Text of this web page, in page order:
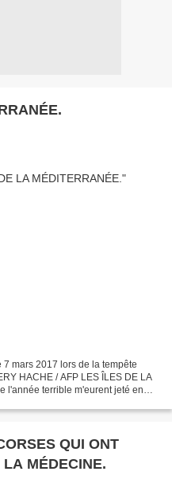
mars 2017 lors de la tempête
HACHE / AFP LES ÎLES DE LA
l'année terrible m'eurent jeté en
QUI ONT
MÉDECINE.